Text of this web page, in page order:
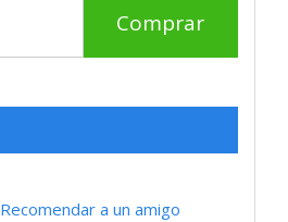
Comprar
Recomendar a un amigo